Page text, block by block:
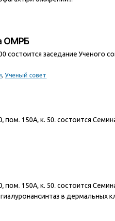
ОМРБ
состоится заседание
Ученый совет
пом. 150А, к. 50. состоится
пом. 150А, к. 50. состоится
в дермальных